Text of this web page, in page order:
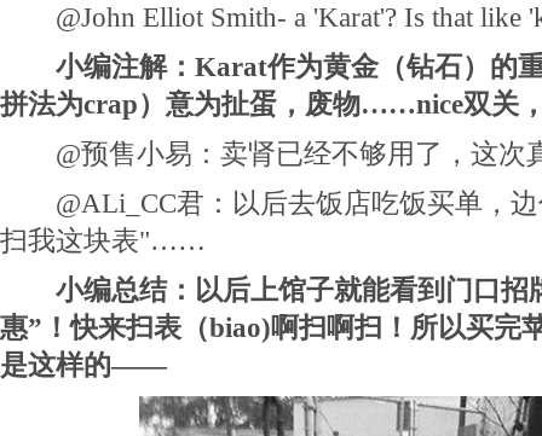
@John Elliot Smith- a 'Karat'? Is that like
小编注解： Karat作为黄金（钻石）的
拼法为crap）意为扯蛋，废物……nice双关
@预售小易：卖肾已经不够用了，这次
@ALi_CC君：以后去饭店吃饭买单，边
扫我这块表"……
小编总结：以后上馆子就能看到门口招
惠”！快来扫表（biao)啊扫啊扫！所以买完
是这样的——